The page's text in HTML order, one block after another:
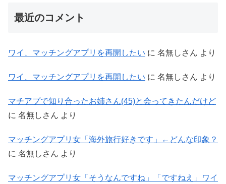
最近のコメント
ワイ、マッチングアプリを再開したい に 名無しさん より
ワイ、マッチングアプリを再開したい に 名無しさん より
マチアプで知り合ったお姉さん(45)と会ってきたんだけど
に 名無しさん より
マッチングアプリ女「海外旅行好きです」←どんな印象？
に 名無しさん より
マッチングアプリ女「そうなんですね」「ですねえ」ワイ